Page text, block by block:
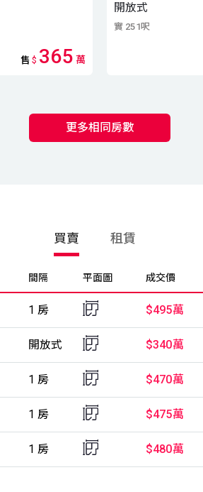
售 $ 365 萬
開放式
實 251呎
更多相同房數
買賣 租賃
間隔 平面圖 成交價
1 房 $495萬
開放式 $340萬
1 房 $470萬
1 房 $475萬
1 房 $480萬